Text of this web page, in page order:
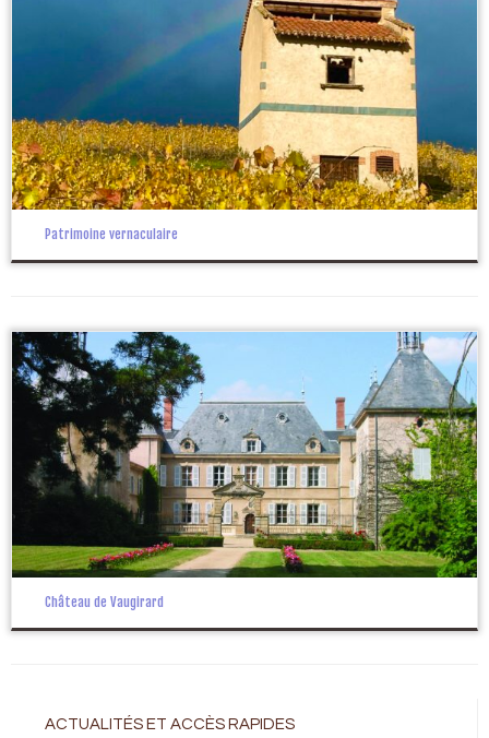
Patrimoine vernaculaire
Château de Vaugirard
ACTUALITÉS ET ACCÈS RAPIDES